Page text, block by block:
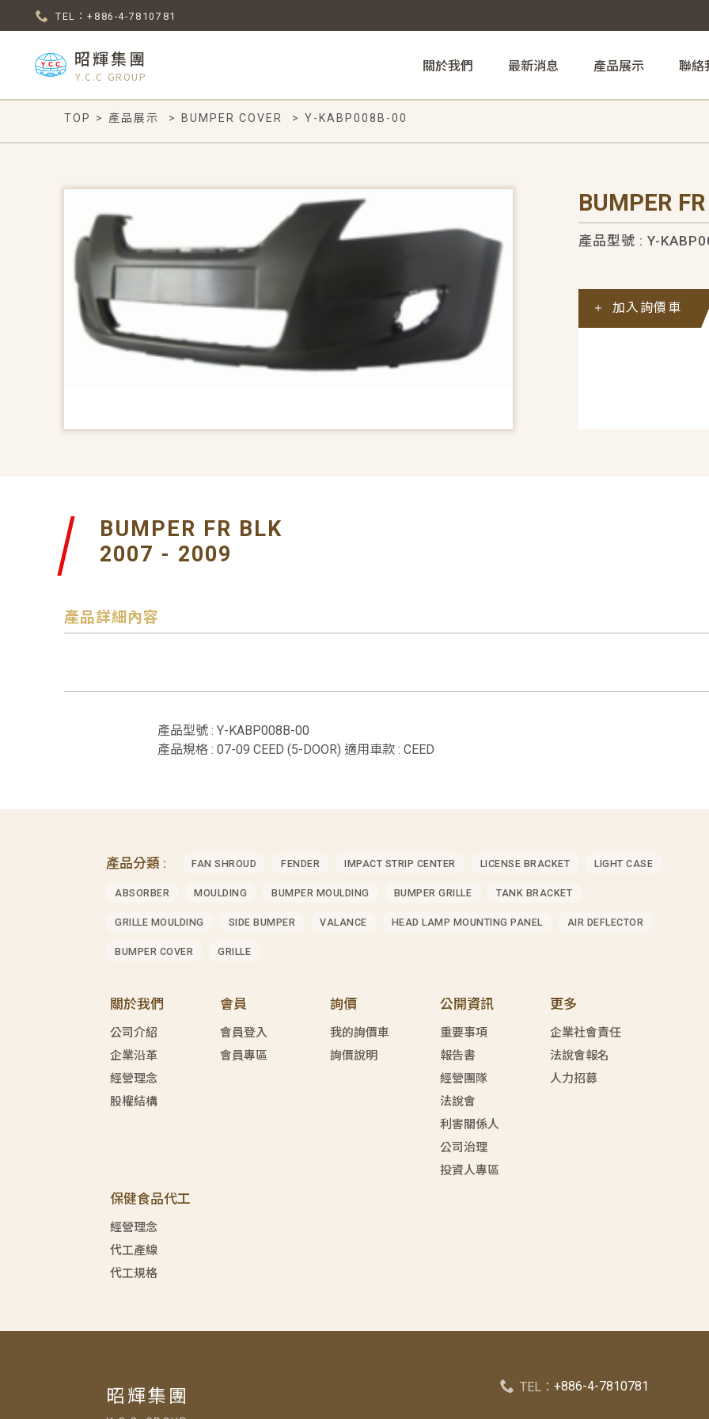
TEL：+886-4-7810781
昭輝集團
Y.C.C GROUP
關於我們 最新消息 產品展示 聯絡
TOP > 產品展示 > BUMPER COVER > Y-KABP008B-00
BUMPER
產品型號 : Y-
加入詢價車
BUMPER FR BLK
2007 - 2009
產品詳細內容
產品型號 : Y-KABP008B-00
產品規格 : 07-09 CEED (5-DOOR) 適用車款 : CEED
產品分類 : FAN SHROUD FENDER IMPACT STRIP CENTER LICENSE BRACKET LIGHT CASE
ABSORBER MOULDING BUMPER MOULDING BUMPER GRILLE TANK BRACKET
GRILLE MOULDING SIDE BUMPER VALANCE HEAD LAMP MOUNTING PANEL AIR DEFLECTOR
BUMPER COVER GRILLE
關於我們
公司介紹
企業沿革
經營理念
股權結構
會員
會員登入
會員專區
詢價
我的詢價車
詢價說明
公開資訊
重要事項
報告書
經營團隊
法說會
利害關係人
公司治理
投資人專區
更多
企業社會責任
法說會報名
人力招募
保健食品代工
經營理念
代工產線
代工規格
昭輝集團 TEL： +886-4-7810781